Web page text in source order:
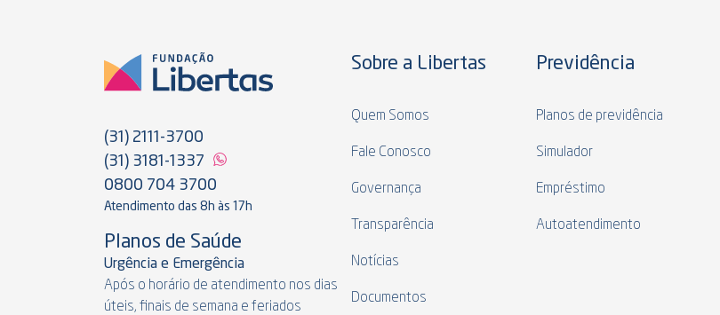
(31) 2111-3700
(31) 3181-1337
0800 704 3700
Atendimento das 8h às 17h
Planos de Saúde
Urgência e Emergência
Após o horário de atendimento nos dias
úteis, finais de semana e feriados
Sobre a Libertas
Quem Somos
Fale Conosco
Governança
Transparência
Notícias
Documentos
Previdência
Planos de previdência
Simulador
Empréstimo
Autoatendimento